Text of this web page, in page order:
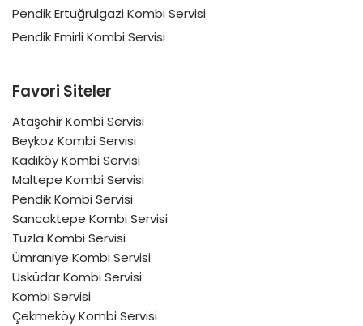
Pendik Ertuğrulgazi Kombi Servisi
Pendik Emirli Kombi Servisi
Favori Siteler
Ataşehir Kombi Servisi
Beykoz Kombi Servisi
Kadıköy Kombi Servisi
Maltepe Kombi Servisi
Pendik Kombi Servisi
Sancaktepe Kombi Servisi
Tuzla Kombi Servisi
Ümraniye Kombi Servisi
Üsküdar Kombi Servisi
Kombi Servisi
Çekmeköy Kombi Servisi